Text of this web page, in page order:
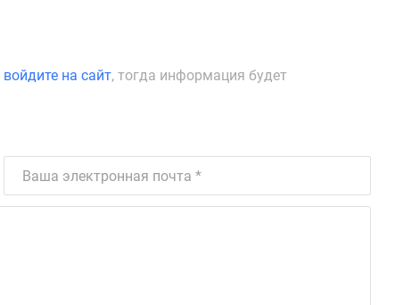
войдите на сайт, тогда информация будет